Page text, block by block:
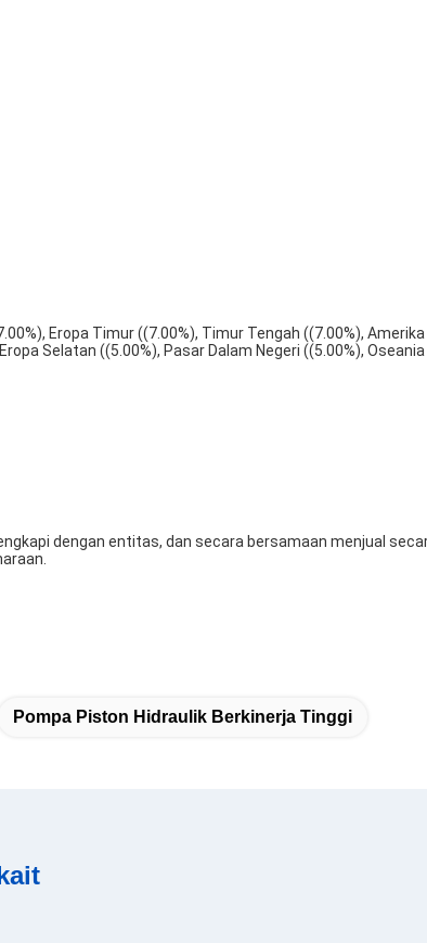
Eropa Timur ((7.00%), Timur Tengah ((7.00%),
Selatan ((5.00%), Pasar Dalam Negeri ((5.00%),
dengan entitas, dan secara bersamaan menjual
Pompa Piston Hidraulik Berkinerja Tinggi